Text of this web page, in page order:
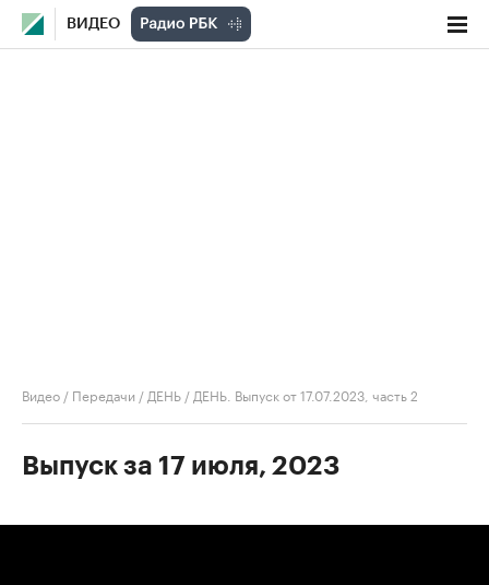
ВИДЕО
Видео / Передачи / ДЕНЬ / ДЕНЬ. Выпуск от 17.07.2023, часть 2
Выпуск за 17 июля, 2023